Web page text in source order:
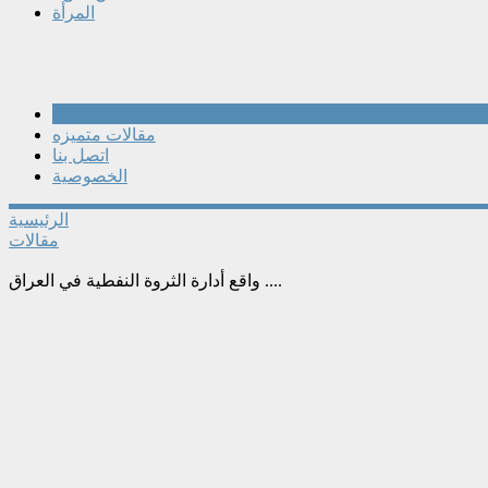
المرأة
مقالات متميزه
اتصل بنا
الخصوصية
الرئيسية
مقالات
واقع أدارة الثروة النفطية في العراق ....